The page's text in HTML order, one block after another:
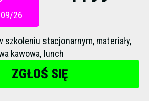
26
szkoleniu stacjonarnym, materiały,
kawowa, lunch
ZGŁOŚ SIĘ